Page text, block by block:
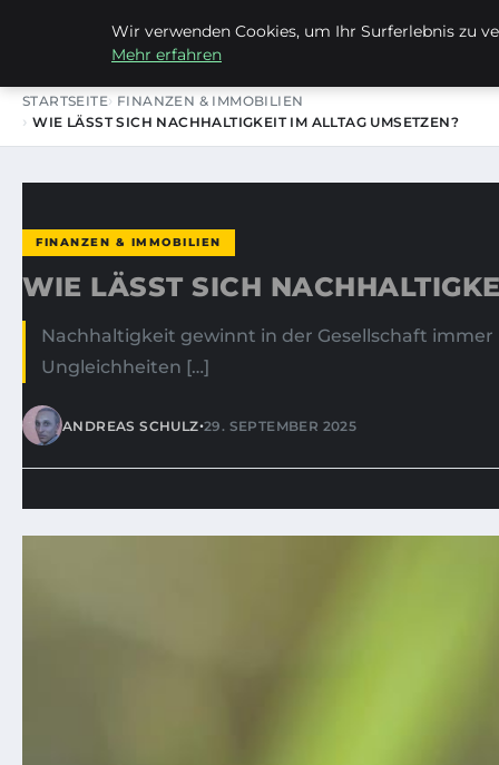
LES CHARMANTS
STARTSEITE FINANZEN & IMMOBILIEN
WIE LÄSST SICH NACHHALTIGKEIT IM ALLTAG UMSETZEN?
FINANZEN & IMMOBILIEN
WIE LÄSST SICH
Nachhaltigkeit gewinnt in der Gesellschaft
Ungleichheiten […]
ANDREAS SCHULZ•29. SEPTEMBER 2025
Wir verwenden Cookies, um Ihr Surferlebnis zu
Mehr erfahren